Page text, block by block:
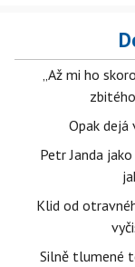
„Až mi ho
Opak dejá
Petr Janda
Klid od
Silně tlumené